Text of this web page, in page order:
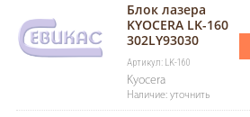
Блок лазера
KYOCERA LK-160
302LY93030
Артикул: LK-160
Kyocera
Наличие: уточнить